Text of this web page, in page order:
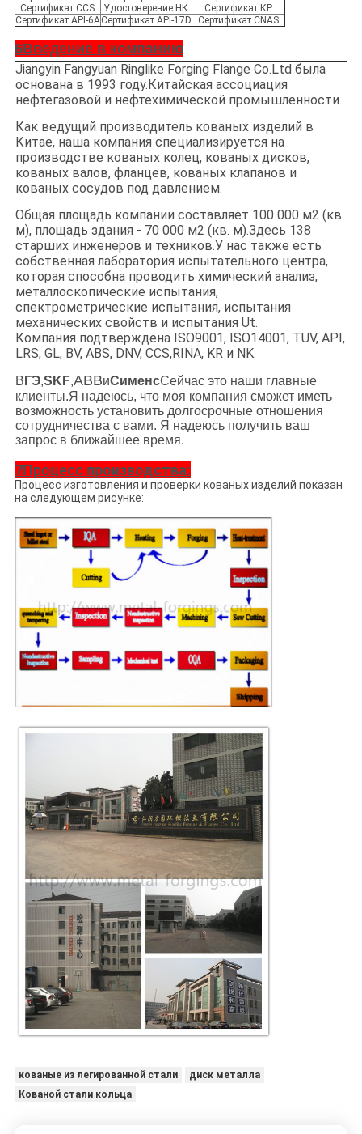
Сертификат CCS
Удостоверение НК
Сертификат КР
Сертификат API-6AСертификат API-17D Сертификат CNAS
6Введение в компанию
Jiangyin Fangyuan Ringlike Forging Flange Co.Ltd была
основана в 1993 году.Китайская ассоциация
нефтегазовой и нефтехимической промышленности.
Как ведущий производитель кованых изделий в
Китае, наша компания специализируется на
производстве кованых колец, кованых дисков,
кованых валов, фланцев, кованых клапанов и
кованых сосудов под давлением.
Общая площадь компании составляет 100 000 м2 (кв.
м), площадь здания - 70 000 м2 (кв. м).Здесь 138
старших инженеров и техников.У нас также есть
собственная лаборатория испытательного центра,
которая способна проводить химический анализ,
металлоскопические испытания,
спектрометрические испытания, испытания
механических свойств и испытания Ut.
Компания подтверждена ISO9001, ISO14001, TUV, API,
LRS, GL, BV, ABS, DNV, CCS,RINA, KR и NK.
В ГЭ,SKF,ABBиСименсСейчас это наши главные
клиенты.Я надеюсь, что моя компания сможет иметь
возможность установить долгосрочные отношения
сотрудничества с вами. Я надеюсь получить ваш
запрос в ближайшее время.
7Процесс производства:
Процесс изготовления и проверки кованых изделий показан
на следующем рисунке:
кованые из легированной стали
диск металла
Кованой стали кольца